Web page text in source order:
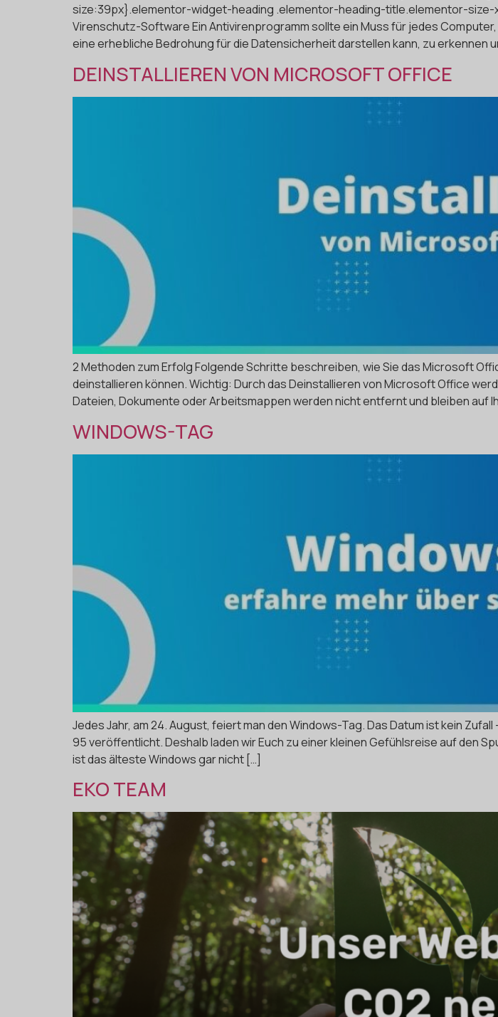
size:39px}.elementor-widget-heading .elementor-heading-title.elementor-
Virenschutz-Software Ein Antivirenprogramm sollte ein Muss für jedes
eine erhebliche Bedrohung für die Datensicherheit darstellen kann, zu erkennen
DEINSTALLIEREN VON MICROSOFT OFFICE
2 Methoden zum Erfolg Folgende Schritte beschreiben, wie Sie das Microsoft
deinstallieren können. Wichtig: Durch das Deinstallieren von Microsoft Office
Dateien, Dokumente oder Arbeitsmappen werden nicht entfernt und bleiben auf
WINDOWS-TAG
Jedes Jahr, am 24. August, feiert man den Windows-Tag. Das Datum ist kein
95 veröffentlicht. Deshalb laden wir Euch zu einer kleinen Gefühlsreise auf den
ist das älteste Windows gar nicht […]
EKO TEAM